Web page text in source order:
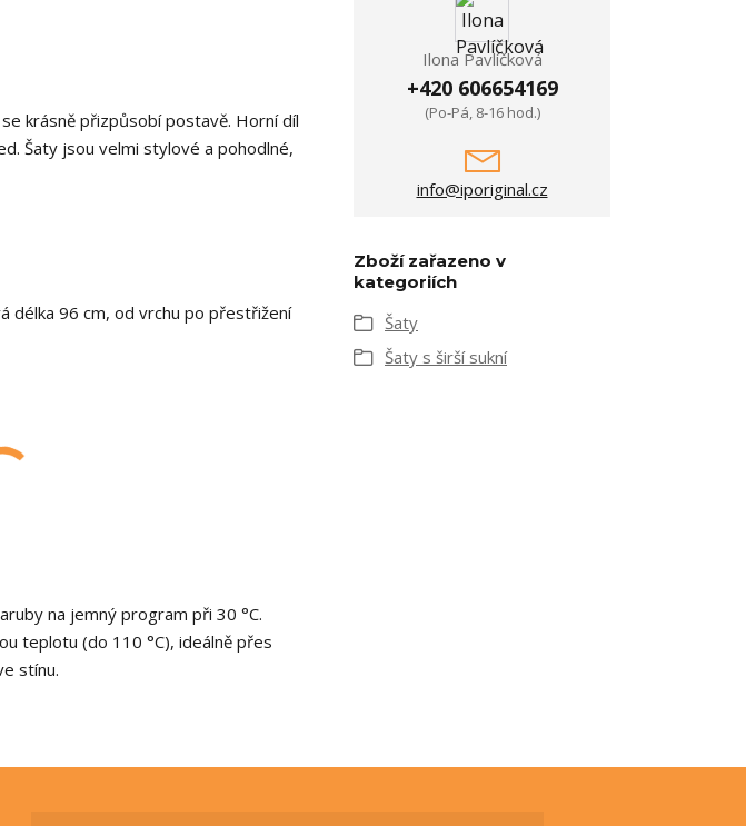
krásně přizpůsobí postavě. Horní díl
Šaty jsou velmi stylové a pohodlné,
délka 96 cm, od vrchu po přestřižení
na jemný program při 30 °C.
teplotu (do 110 °C), ideálně přes
stínu.
Ilona Pavlíčková
+420 606654169
(Po-Pá, 8-16 hod.)
info@iporiginal.cz
Zboží zařazeno v
kategoriích
Šaty
Šaty s širší sukní